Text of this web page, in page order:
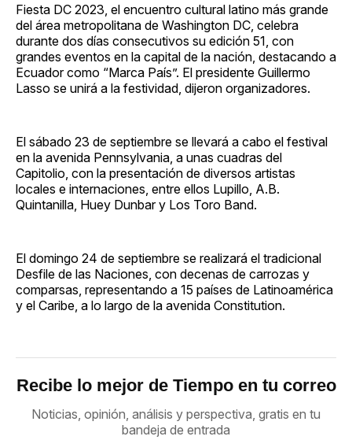
Fiesta DC 2023, el encuentro cultural latino más grande
del área metropolitana de Washington DC, celebra
durante dos días consecutivos su edición 51, con
grandes eventos en la capital de la nación, destacando a
Ecuador como “Marca País”. El presidente Guillermo
Lasso se unirá a la festividad, dijeron organizadores.
El sábado 23 de septiembre se llevará a cabo el festival
en la avenida Pennsylvania, a unas cuadras del
Capitolio, con la presentación de diversos artistas
locales e internaciones, entre ellos Lupillo, A.B.
Quintanilla, Huey Dunbar y Los Toro Band.
El domingo 24 de septiembre se realizará el tradicional
Desfile de las Naciones, con decenas de carrozas y
comparsas, representando a 15 países de Latinoamérica
y el Caribe, a lo largo de la avenida Constitution.
Recibe lo mejor de Tiempo en tu correo
Noticias, opinión, análisis y perspectiva, gratis en tu
bandeja de entrada